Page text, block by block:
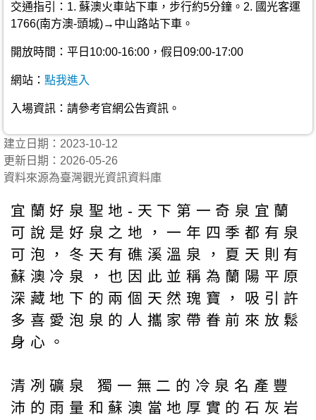
交通指引：1. 蘇澳火車站下車，步行約5分鐘。2. 國光客運
1766(南方澳-頭城)→中山路站下車。
開放時間：平日10:00-16:00，假日09:00-17:00
網站： 點我進入
入場資訊：請參考官網公告資訊。
建立日期：2023-10-12
更新日期：2026-05-26
資料來源為臺灣觀光資訊資料庫
宜蘭好泉聖地-天下第一奇泉宜蘭
可說是好泉之地，一年四季都有泉
可泡，冬天有礁溪溫泉，夏天則有
蘇澳冷泉，也因此並稱為蘭陽平原
深藏地下的兩個天然瑰寶，吸引許
多喜愛泡泉的人攜家帶眷前來放鬆
身心。
清冽礦泉 獨一無二的冷泉名產豐
沛的雨量和蘇澳當地厚實的石灰岩